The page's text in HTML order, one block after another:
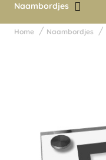
Naambordjes
Home Naambordjes